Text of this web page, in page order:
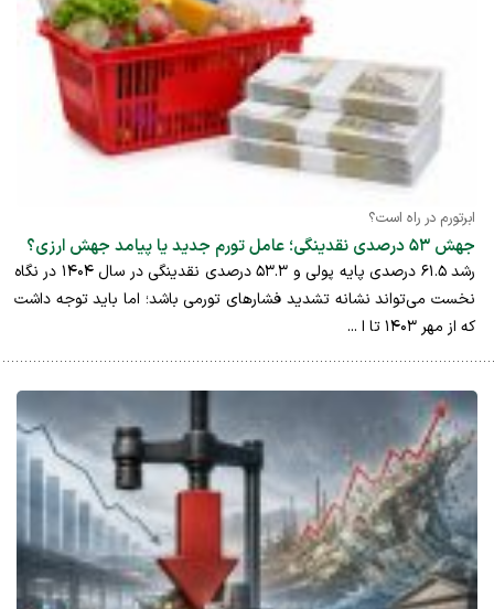
ابرتورم در راه است؟
جهش ۵۳ درصدی نقدینگی؛ عامل تورم جدید یا پیامد جهش ارزی؟
رشد ۶۱.۵ درصدی پایه پولی و ۵۳.۳ درصدی نقدینگی در سال ۱۴۰۴ در نگاه
نخست می‌تواند نشانه تشدید فشارهای تورمی باشد؛ اما باید توجه داشت
که از مهر ۱۴۰۳ تا ا ...